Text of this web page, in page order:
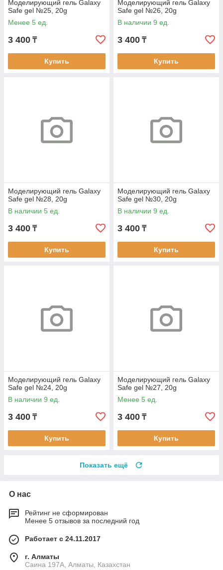
Моделирующий гель Galaxy
Safe gel №25, 20g
Менее 5 ед.
3 400 ₸
Купить
Моделирующий гель Galaxy
Safe gel №26, 20g
В наличии 9 ед.
3 400 ₸
Купить
Моделирующий гель Galaxy
Safe gel №28, 20g
В наличии 5 ед.
3 400 ₸
Купить
Моделирующий гель Galaxy
Safe gel №30, 20g
В наличии 9 ед.
3 400 ₸
Купить
Моделирующий гель Galaxy
Safe gel №24, 20g
В наличии 9 ед.
3 400 ₸
Купить
Моделирующий гель Galaxy
Safe gel №27, 20g
Менее 5 ед.
3 400 ₸
Купить
Показать ещё
О нас
Рейтинг не сформирован
Менее 5 отзывов за последний год
Работает с 24.11.2017
г. Алматы
Саина 197А, Алматы, Казахстан